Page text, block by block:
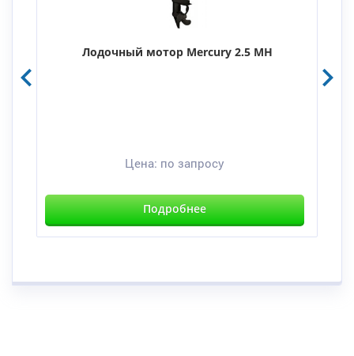
Лодочный мотор Mercury 2.5 MH
Цена: по запросу
Подробнее